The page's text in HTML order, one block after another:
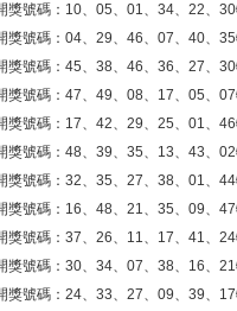
獎號碼：10、05、01、34、22、
獎號碼：04、29、46、07、40、
獎號碼：45、38、46、36、27、
獎號碼：47、49、08、17、05、
獎號碼：17、42、29、25、01、
獎號碼：48、39、35、13、43、
獎號碼：32、35、27、38、01、
獎號碼：16、48、21、35、09、
獎號碼：37、26、11、17、41、
獎號碼：30、34、07、38、16、
獎號碼：24、33、27、09、39、